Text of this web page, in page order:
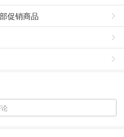
促销商品